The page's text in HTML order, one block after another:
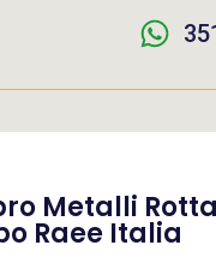
Metalli
Raee Italia